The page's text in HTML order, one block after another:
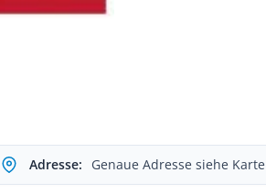
Adresse: Genaue Adresse siehe Karte